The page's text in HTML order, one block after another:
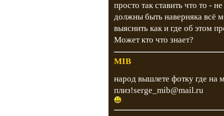
просто так ставить что то -
должны быть наверняка всё
выяснить как и где об этом
Может кто что знает?
MIB
народ вышлете фотку где на
плиз!serge_mib@mail.ru